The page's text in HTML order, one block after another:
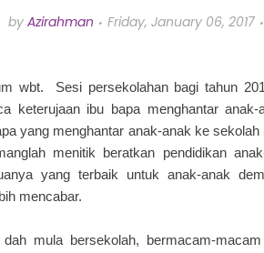
by Azirahman Friday, January 06, 2017
wbt. Sesi persekolahan bagi tahun
keterujaan ibu bapa menghantar
yang menghantar anak-anak ke
menitik beratkan pendidikan
yang terbaik untuk anak-anak
mencabar.
dah mula bersekolah, bermacam-